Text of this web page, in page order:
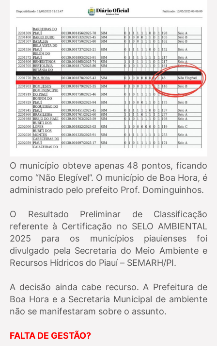
O município obteve apenas 48 pontos, ficando
como “Não Elegível”. O município de Boa Hora, é
administrado pelo prefeito Prof. Dominguinhos.
O Resultado Preliminar de Classificação
referente à Certificação no SELO AMBIENTAL
2025 para os municípios piauienses foi
divulgado pela Secretaria do Meio Ambiente e
Recursos Hídricos do Piauí – SEMARH/PI.
A decisão ainda cabe recurso. A Prefeitura de
Boa Hora e a Secretaria Municipal de ambiente
não se manifestaram sobre o assunto.
FALTA DE GESTÃO?